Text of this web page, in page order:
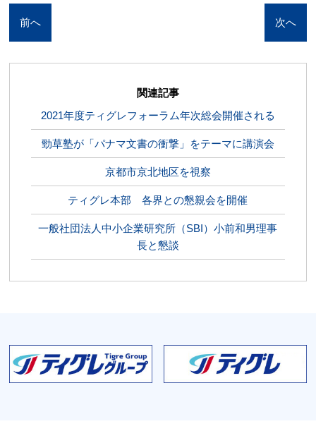
前へ 次へ
関連記事
2021年度ティグレフォーラム年次総会開催される
勁草塾が「パナマ文書の衝撃」をテーマに講演会
京都市京北地区を視察
ティグレ本部 各界との懇親会を開催
一般社団法人中小企業研究所（SBI）小前和男理事
長と懇談